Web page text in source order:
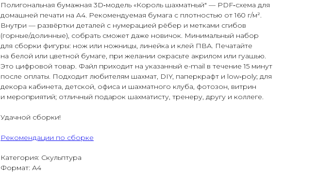
Полигональная бумажная 3D‑модель «Король шахматный" — PDF‑схема для
домашней печати на A4. Рекомендуемая бумага с плотностью от 160 г/м².
Внутри — развёртки деталей с нумерацией рёбер и метками сгибов
(горные/долинные), собрать сможет даже новичок. Минимальный набор
для сборки фигуры: нож или ножницы, линейка и клей ПВА. Печатайте
на белой или цветной бумаге, при желании окрасьте акрилом или гуашью.
Это цифровой товар. Файл приходит на указанный e-mail в течение 15 минут
после оплаты. Подходит любителям шахмат, DIY, паперкрафт и low‑poly; для
декора кабинета, детской, офиса и шахматного клуба, фотозон, витрин
и мероприятий; отличный подарок шахматисту, тренеру, другу и коллеге.
Удачной сборки!
Рекомендации по сборке
Категория: Скульптура
Формат: А4